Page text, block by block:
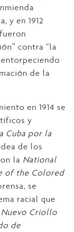
y en 1912
contra “la
entorpeciendo
de la
en 1914 se
y
Cuba por la
de los
la National
of the Colored
se
racial que
Nuevo Criollo
de